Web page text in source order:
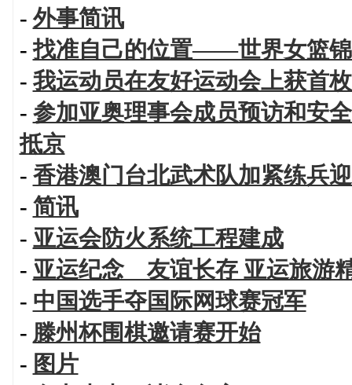
- 外事简讯
-找准自己的位置——世界女篮
- 我运动员在友好运动会上获首
- 参加亚奥理事会成员预访和安
抵京
- 香港澳门台北武术队加紧练兵
- 简讯
- 亚运会防火系统工程建成
- 亚运纪念 友谊长存 亚运旅游
- 中国选手夺国际网球赛冠军
- 滕州杯围棋邀请赛开始
- 图片